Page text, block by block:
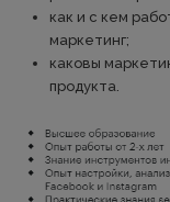
как и с кем
маркетинг;
каковы
продукта.